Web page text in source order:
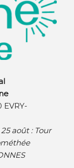
EVRY-
août : Tour